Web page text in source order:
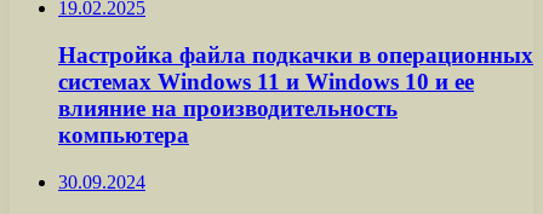
19.02.2025
Настройка файла подкачки в операционных
системах Windows 11 и Windows 10 и ее
влияние на производительность
компьютера
30.09.2024